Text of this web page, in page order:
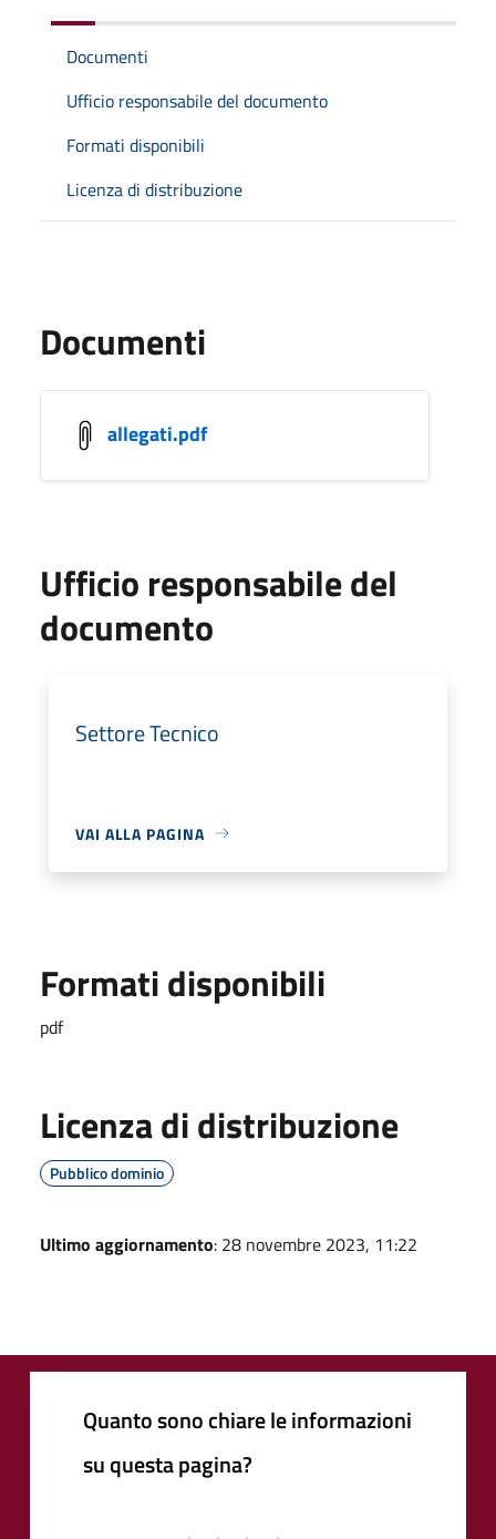
Documenti
Ufficio responsabile del documento
Formati disponibili
Licenza di distribuzione
Documenti
allegati.pdf
Ufficio responsabile del
documento
Settore Tecnico
VAI ALLA PAGINA
Formati disponibili
pdf
Licenza di distribuzione
Pubblico dominio
Ultimo aggiornamento: 28 novembre 2023, 11:22
Quanto sono chiare le informazioni
su questa pagina?